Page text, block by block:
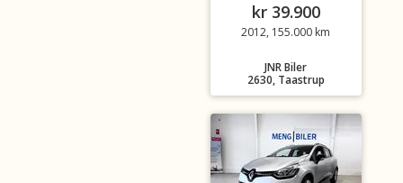
kr 39.900
2012, 155.000 km
JNR Biler
2630, Taastrup